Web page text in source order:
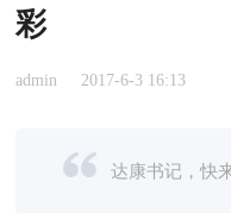
彩
admin 2017-6-3 16:13